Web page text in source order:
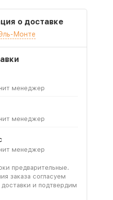
о доставке
Монте
менеджер
менеджер
менеджер
предварительные.
заказа согласуем
и подтвердим